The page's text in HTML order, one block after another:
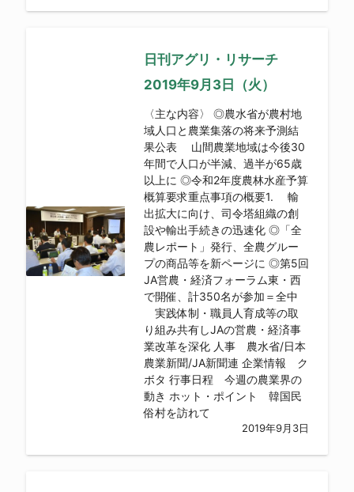
日刊アグリ・リサーチ
2019年9月3日（火）
〈主な内容〉 ◎農水省が農村地
域人口と農業集落の将来予測結
果公表 山間農業地域は今後30
年間で人口が半減、過半が65歳
以上に ◎令和2年度農林水産予算
概算要求重点事項の概要1. 輸
出拡大に向け、司令塔組織の創
設や輸出手続きの迅速化 ◎「全
農レポート」発行、全農グルー
プの商品等を新ページに ◎第5回
JA営農・経済フォーラム東・西
で開催、計350名が参加＝全中
実践体制・職員人育成等の取
り組み共有しJAの営農・経済事
業改革を深化 人事 農水省/日本
農業新聞/JA新聞連 企業情報 ク
ボタ 行事日程 今週の農業界の
動き ホット・ポイント 韓国民
俗村を訪れて
2019年9月3日